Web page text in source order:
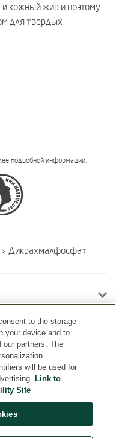
и кожный жир и поэтому
для твердых
подробной информации.
› Дикрахмалфосфат
to the storage
your device and to
our partners. The
will be used for
Link to
Site